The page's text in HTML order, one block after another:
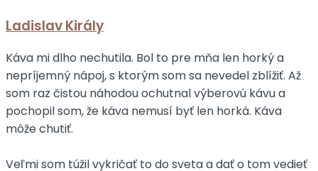
Ladislav Király
Káva mi dlho nechutila. Bol to pre mňa len horký a
nepríjemný nápoj, s ktorým som sa nevedel zblížiť. Až
som raz čistou náhodou ochutnal výberovú kávu a
pochopil som, že káva nemusí byť len horká. Káva
môže chutiť.
Veľmi som túžil vykričať to do sveta a dať o tom vedieť